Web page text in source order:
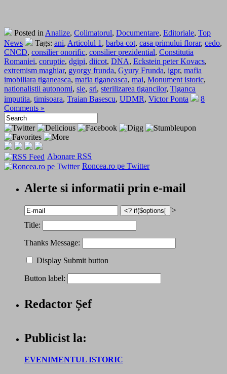
Posted in Analize, Colimatorul, Documentare, Editoriale, Top
News
Tags: ani, Articolul 1 , barba cot, casa primului florar, cedo,
CNCD, consilier onorific, consilier prezidential, Constitutia
Romaniei, coruptie, dgipi, diicot, DNA, Eckstein peter Kovacs,
extremism maghiar, gyorgy frunda, Gyury Frunda, igpr, mafia
imobiliara tiganeasca, mafia tiganeasca, mai, Monument istoric,
nationalistii autonomi, sie, sri, sterilizarea tigancilor, Tiganca
imputita, timisoara, Traian Basescu, UDMR, Victor Ponta
8
Comments »
Abonare RSS
Roncea.ro pe Twitter
Alerte si informatii prin e-mail
'>
Title:
Thanks Message:
Display Submit button
Button label:
Redactor Șef
Publicist la:
EVENIMENTUL ISTORIC